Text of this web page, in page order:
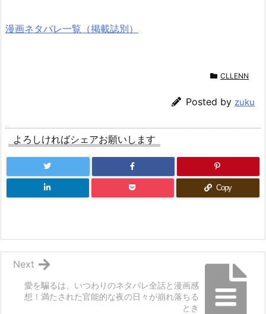
漫画ネタバレ一覧（掲載誌別）
CLLENN
Posted by zuku
よろしければシェアお願いします
Copy
愛を騙るは、いつわりのネタバレ全話と漫画感
想！満たされた官能的な夜の日々が崩れ落ちる
とき
Next